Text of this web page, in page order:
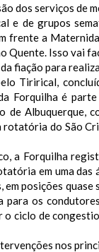
dos serviços de
e de grupos
frente a
Quente. Isso vai
fiação para
Tirirical,
Forquilha é
de
rotatória do São
a Forquilha
em uma das
em posições
os
o ciclo de
nos